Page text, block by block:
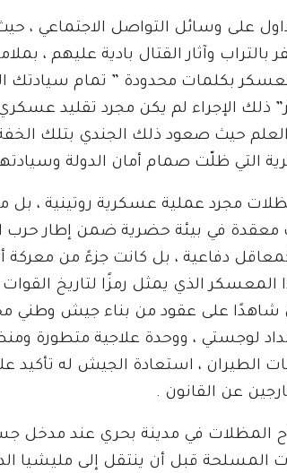
على وسائل التواصل الاجتماعي ،
وآثار القتال بادية عليهم ،
بكلمات محدودة ” تمام سيادتك
ذلك الإجراء لم يكن مجرد تقليد
حيث صعود ذلك الجندي بتلك
التي ظلّت صمام أمان الدولة
مجرد عملية عسكرية روتينية ، بل
معقدة في بيئة حضرية ضمن إطار حرب
دفاعية ، بل كانت جزءً من معركة
الذي يمثل رمزًا لتاريخ
شاهدًا على عقود من بناء جيش
لوجستي ، ووحدة علاجية متطورة
الطيران ، استعادة الجيش له تأكيد
عن القانون .
في مدينة بحري عند مدخل
المسلحة قبل أن ينتقل إلى